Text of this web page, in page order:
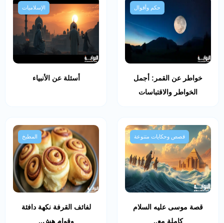
حكم وأقوال
خواطر عن القمر: أجمل
الخواطر والاقتباسات
الإسلاميات
أسئلة عن الأنبياء
قصص وحكايات متنوعة
قصة موسى عليه السلام
كاملة مع..
المطبخ
لفائف القرفة نكهة دافئة
وقوام هش..